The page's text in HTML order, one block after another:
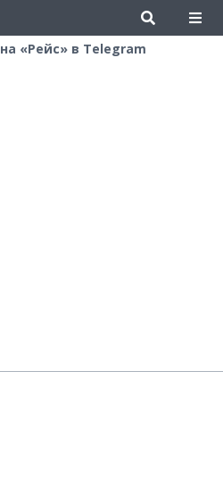
на «Рейс» в Telegram